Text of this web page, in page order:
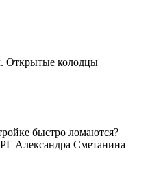
Открытые колодцы
быстро ломаются?
Александра Сметанина